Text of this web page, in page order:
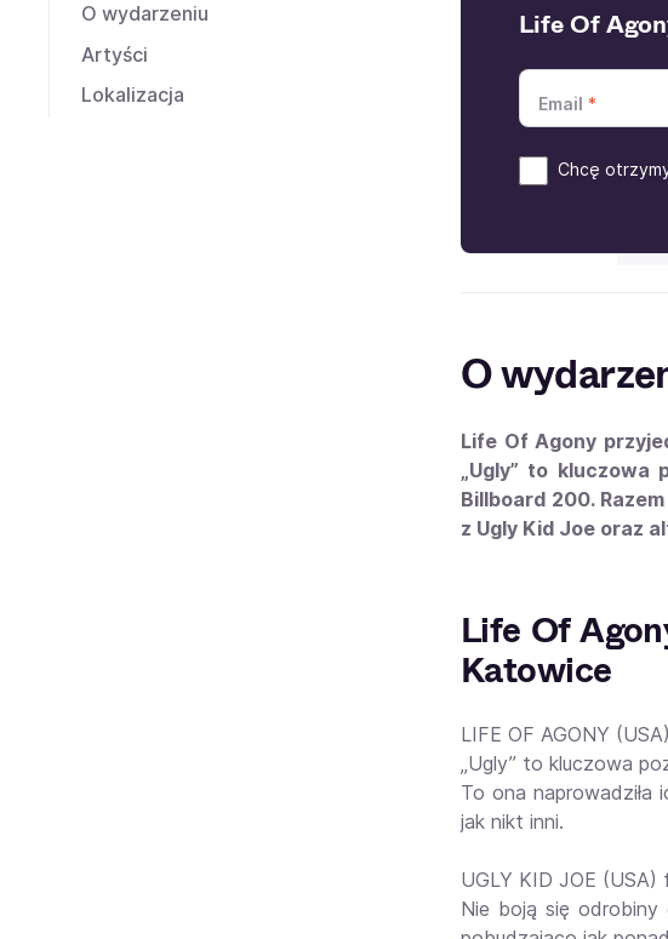
O wydarzeniu
Artyści
Lokalizacja
Life Of
Email
Chcę
O
Life Of Agony
„Ugly” to
Billboard 200.
z Ugly Kid Joe oraz
Life Of
Katowice
LIFE OF AGONY
„Ugly” to kluczowa
To ona naprowadziła
jak nikt inni.
UGLY KID JOE
Nie boją się odrobiny